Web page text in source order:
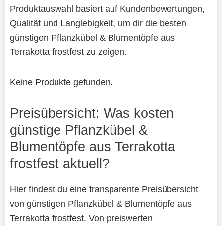
Produktauswahl basiert auf Kundenbewertungen,
Qualität und Langlebigkeit, um dir die besten
günstigen Pflanzkübel & Blumentöpfe aus
Terrakotta frostfest zu zeigen.
Keine Produkte gefunden.
Preisübersicht: Was kosten
günstige Pflanzkübel &
Blumentöpfe aus Terrakotta
frostfest aktuell?
Hier findest du eine transparente Preisübersicht
von günstigen Pflanzkübel & Blumentöpfe aus
Terrakotta frostfest. Von preiswerten